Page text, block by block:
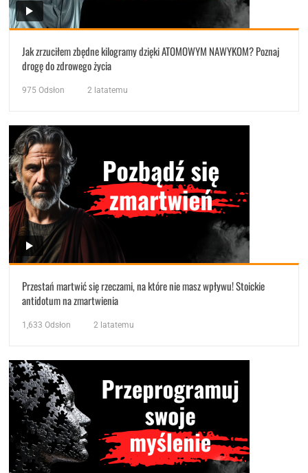
Jak zrzuciłem zbędne kilogramy dzięki ATOMOWYM NAWYKOM? Poznaj
drogę do zdrowego życia
975 Odsłon 2 latatemu
Przestań martwić się rzeczami, na które nie masz wpływu! Stoickie
antidotum na zmartwienia
1,633 Odsłon 2 latatemu